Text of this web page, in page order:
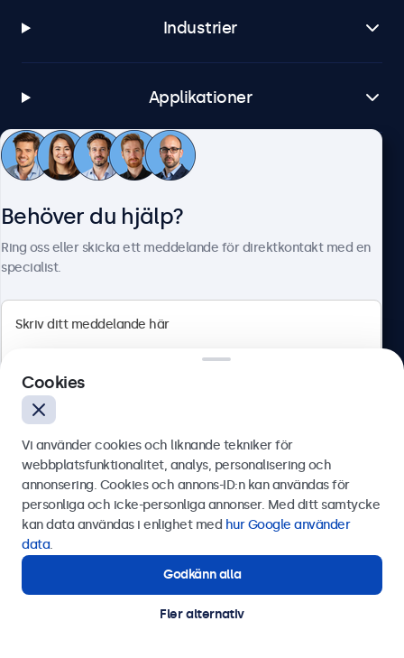
Industrier
Applikationer
Kundtjänst
Olof Palmesgata 29, Stockholm, 111 22, Sverige
Svenska
© 2026 Beetronics
Behöver du hjälp?
Ring oss eller skicka ett meddelande för direktkontakt med en
specialist.
Skicka
Kontakta våra experter.
Cookies
Vi använder cookies och liknande tekniker för
webbplatsfunktionalitet, analys, personalisering och
annonsering. Cookies och annons-ID:n kan användas för
personliga och icke-personliga annonser. Med ditt samtycke
kan data användas i enlighet med hur Google använder
data.
Godkänn alla
Fler alternativ